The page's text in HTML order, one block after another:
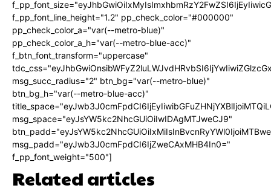
f_pp_font_line_height="1.2" pp_check_color="#000000"
pp_check_color_a="var(--metro-blue)"
pp_check_color_a_h="var(--metro-blue-acc)"
f_btn_font_transform="uppercase"
msg_succ_radius="2" btn_bg="var(--metro-blue)"
btn_bg_h="var(--metro-blue-acc)"
msg_space="eyJsYW5kc2NhcGUiOiIwIDAgMTJweCJ9"
msg_padd="eyJwb3J0cmFpdCI6IjZweCAxMHB4In0="
f_pp_font_weight="500"]
Related articles